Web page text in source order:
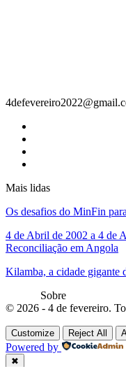
Mais lidas
Os desafios do MinFin
4 de Abril de 2002 a 4 de
Reconciliação em Angola
Kilamba, a cidade gigante
Sobre
© 2026 - 4 de fevereiro.
Customize Reject All
Powered by
✖